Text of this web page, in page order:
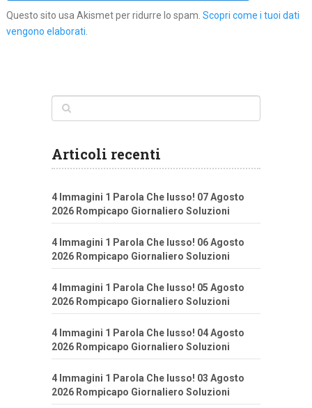
Questo sito usa Akismet per ridurre lo spam. Scopri come i tuoi dati
vengono elaborati.
Articoli recenti
4 Immagini 1 Parola Che lusso! 07 Agosto
2026 Rompicapo Giornaliero Soluzioni
4 Immagini 1 Parola Che lusso! 06 Agosto
2026 Rompicapo Giornaliero Soluzioni
4 Immagini 1 Parola Che lusso! 05 Agosto
2026 Rompicapo Giornaliero Soluzioni
4 Immagini 1 Parola Che lusso! 04 Agosto
2026 Rompicapo Giornaliero Soluzioni
4 Immagini 1 Parola Che lusso! 03 Agosto
2026 Rompicapo Giornaliero Soluzioni